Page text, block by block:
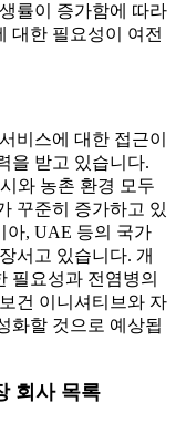
률이 증가함에 따라
대한 필요성이 여전
비스에 대한 접근이
을 받고 있습니다.
와 농촌 환경 모두
꾸준히 증가하고 있
아, UAE 등의 국가
서고 있습니다. 개
필요성과 전염병의
건 이니셔티브와 자
화할 것으로 예상됩
회사 목록